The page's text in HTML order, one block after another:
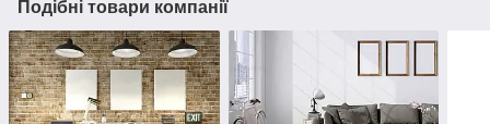
Подібні товари компанії